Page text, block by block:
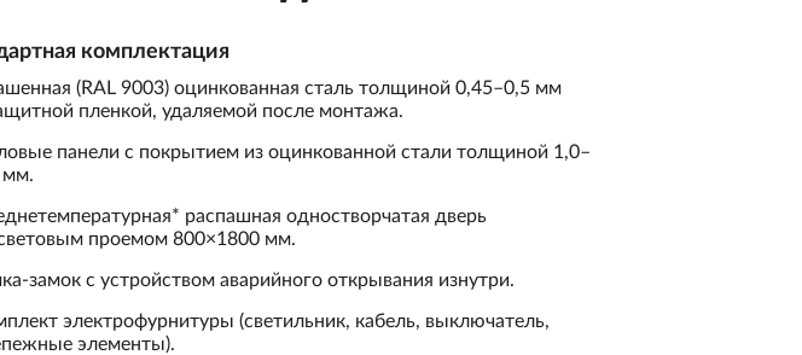
комплектация
(RAL 9003) оцинкованная сталь толщиной 0,45–0,5 мм
пленкой, удаляемой после монтажа.
панели с покрытием из оцинкованной стали толщиной 1,0–
мм.
распашная одностворчатая дверь
проемом 800×1800 мм.
замок с устройством аварийного открывания изнутри.
электрофурнитуры (светильник, кабель, выключатель,
элементы).